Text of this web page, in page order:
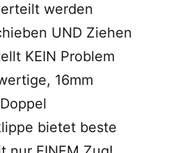
werden
UND Ziehen
KEIN Problem
16mm
bietet beste